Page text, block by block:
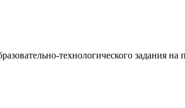
технологического задания на